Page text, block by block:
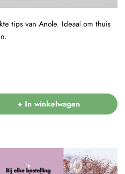
+ In winkelwagen
tips van Anole. Ideaal om thuis